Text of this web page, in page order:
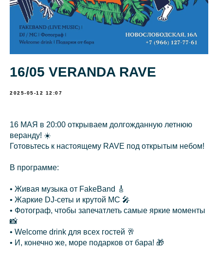
16/05 VERANDA RAVE
2025-05-12 12:07
16 МАЯ в 20:00 открываем долгожданную летнюю
веранду! ☀️
Готовьтесь к настоящему RAVE под открытым небом!
В программе:
• Живая музыка от FakeBand 🎸
• Жаркие DJ-сеты и крутой MC 🎤
• Фотограф, чтобы запечатлеть самые яркие моменты
📸
• Welcome drink для всех гостей 🥂
• И, конечно же, море подарков от бара! 🎁